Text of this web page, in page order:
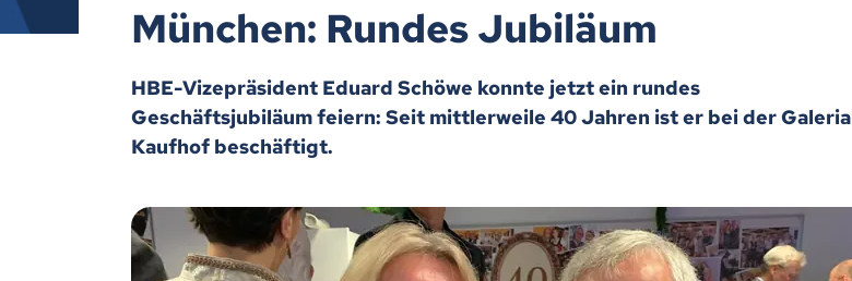
München: Rundes Jubiläum
HBE-Vizepräsident Eduard Schöwe konnte jetzt ein rundes
Geschäftsjubiläum feiern: Seit mittlerweile 40 Jahren ist er bei der Galeria
Kaufhof beschäftigt.